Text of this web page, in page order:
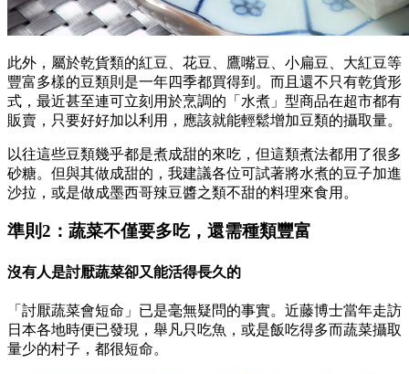
此外，屬於乾貨類的紅豆、花豆、鷹嘴豆、小扁豆、大紅豆等
豐富多樣的豆類則是一年四季都買得到。而且還不只有乾貨形
式，最近甚至連可立刻用於烹調的「水煮」型商品在超市都有
販賣，只要好好加以利用，應該就能輕鬆增加豆類的攝取量。
以往這些豆類幾乎都是煮成甜的來吃，但這類煮法都用了很多
砂糖。但與其做成甜的，我建議各位可試著將水煮的豆子加進
沙拉，或是做成墨西哥辣豆醬之類不甜的料理來食用。
準則2：蔬菜不僅要多吃，還需種類豐富
沒有人是討厭蔬菜卻又能活得長久的
「討厭蔬菜會短命」已是毫無疑問的事實。近藤博士當年走訪
日本各地時便已發現，舉凡只吃魚，或是飯吃得多而蔬菜攝取
量少的村子，都很短命。